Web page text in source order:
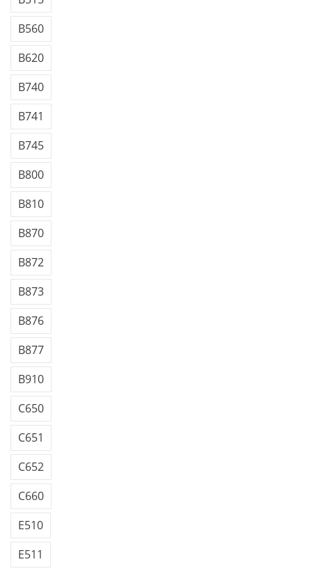
B560
B620
B740
B741
B745
B800
B810
B870
B872
B873
B876
B877
B910
C650
C651
C652
C660
E510
E511